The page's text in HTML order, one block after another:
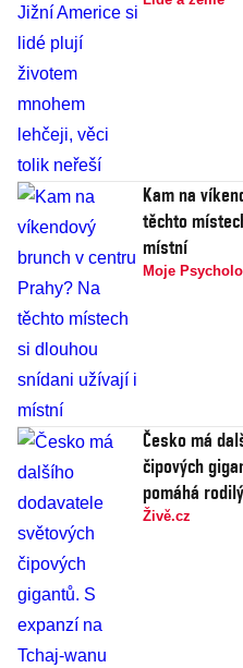
Kam na
těchto
místní
Moje
Česko má
čipových
pomáhá
Živě.cz